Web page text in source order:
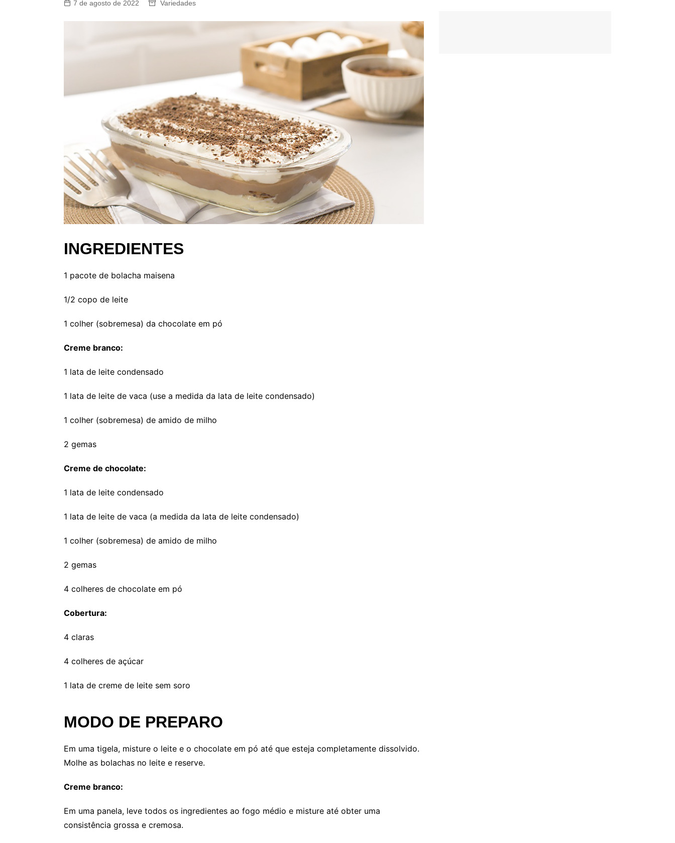
7 de agosto de 2022 Variedades
INGREDIENTES
1 pacote de bolacha maisena
1/2 copo de leite
1 colher (sobremesa) da chocolate em pó
Creme branco:
1 lata de leite condensado
1 lata de leite de vaca (use a medida da lata de leite condensado)
1 colher (sobremesa) de amido de milho
2 gemas
Creme de chocolate:
1 lata de leite condensado
1 lata de leite de vaca (a medida da lata de leite condensado)
1 colher (sobremesa) de amido de milho
2 gemas
4 colheres de chocolate em pó
Cobertura:
4 claras
4 colheres de açúcar
1 lata de creme de leite sem soro
MODO DE PREPARO
Em uma tigela, misture o leite e o chocolate em pó até que esteja completamente dissolvido.
Molhe as bolachas no leite e reserve.
Creme branco:
Em uma panela, leve todos os ingredientes ao fogo médio e misture até obter uma
consistência grossa e cremosa.